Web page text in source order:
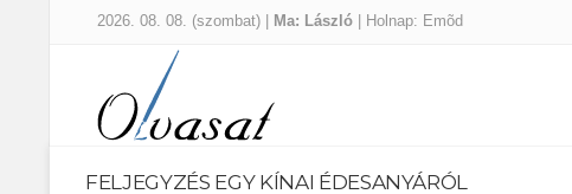
2026. 08. 08. (szombat) | Ma: László | Holnap: Emõd
FELJEGYZÉS EGY KÍNAI ÉDESANYÁRÓL